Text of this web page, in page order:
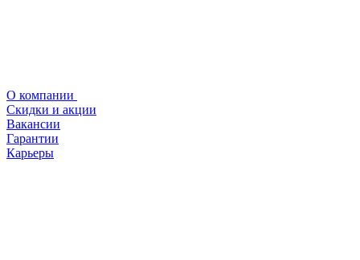
О компании
Скидки и акции
Вакансии
Гарантии
Карьеры